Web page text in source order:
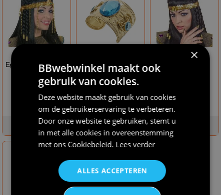
Egyptisch hoofdstuk
met parels
op voorraad
Egyptische armband
goud topaas steen
niet op
voorraad
€ 4,95
op voorraad
×
BBwebwinkel maakt ook
gebruik van cookies.
Deze website maakt gebruik van cookies
om de gebruikerservaring te verbeteren.
Door onze website te gebruiken, stemt u
in met alle cookies in overeenstemming
met ons Cookiebeleid. Lees verder
ALLES ACCEPTEREN